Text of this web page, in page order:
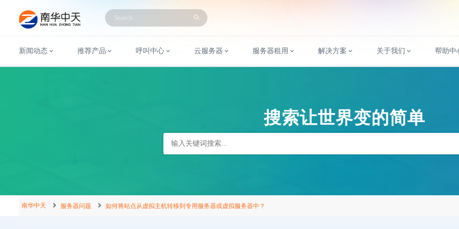
新闻动态 推荐产品 呼叫中心 云服务器 服务器租用 解决方案 关于我们 帮助中
搜索让世界变的简单
南华中天 服务器问题 如何将站点从虚拟主机转移到专用服务器或虚拟服务器中？